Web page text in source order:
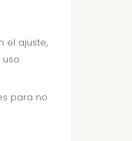
el ajuste,
para no